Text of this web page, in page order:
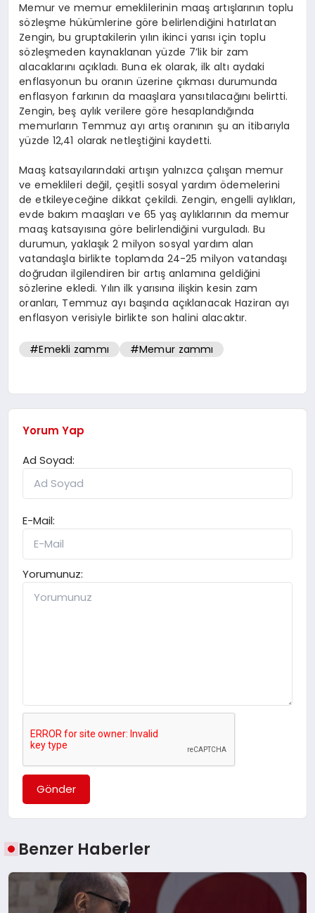
Memur ve memur emeklilerinin maaş artışlarının toplu
sözleşme hükümlerine göre belirlendiğini hatırlatan
Zengin, bu gruptakilerin yılın ikinci yarısı için toplu
sözleşmeden kaynaklanan yüzde 7’lik bir zam
alacaklarını açıkladı. Buna ek olarak, ilk altı aydaki
enflasyonun bu oranın üzerine çıkması durumunda
enflasyon farkının da maaşlara yansıtılacağını belirtti.
Zengin, beş aylık verilere göre hesaplandığında
memurların Temmuz ayı artış oranının şu an itibarıyla
yüzde 12,41 olarak netleştiğini kaydetti.
Maaş katsayılarındaki artışın yalnızca çalışan memur
ve emeklileri değil, çeşitli sosyal yardım ödemelerini
de etkileyeceğine dikkat çekildi. Zengin, engelli aylıkları,
evde bakım maaşları ve 65 yaş aylıklarının da memur
maaş katsayısına göre belirlendiğini vurguladı. Bu
durumun, yaklaşık 2 milyon sosyal yardım alan
vatandaşla birlikte toplamda 24-25 milyon vatandaşı
doğrudan ilgilendiren bir artış anlamına geldiğini
sözlerine ekledi. Yılın ilk yarısına ilişkin kesin zam
oranları, Temmuz ayı başında açıklanacak Haziran ayı
enflasyon verisiyle birlikte son halini alacaktır.
#Emekli zammı #Memur zammı
Yorum Yap
Ad Soyad:
E-Mail:
Yorumunuz:
Gönder
Benzer Haberler